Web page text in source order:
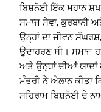
ਬਿਸ਼ਨੋਈ ਇੱਕ ਮਹਾਨ
ਸਮਾਜ ਸੇਵਾ, ਕੁਰਬਾਨੀ
ਉਨ੍ਹਾਂ ਦਾ ਜੀਵਨ
ਉਦਾਹਰਣ ਸੀ। ਸਮਾਜ
ਅਤੇ ਉਨ੍ਹਾਂ ਦੀਆਂ
ਮੰਤਰੀ ਨੇ ਐਲਾਨ ਕੀਤਾ
ਸਹਿਰਾਮ ਬਿਸ਼ਨੋਈ ਦੇ